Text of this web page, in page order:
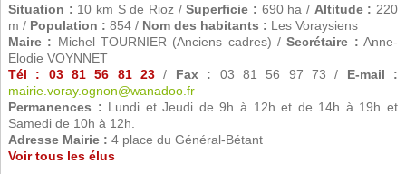
Situation : 10 km S de Rioz /Superficie : 690 ha / Altitude : 220
m / Population : 854 / Nom des habitants : Les Voraysiens
Maire : Michel TOURNIER (Anciens cadres) /Secrétaire : Anne-
Elodie VOYNNET
Tél : 03 81 56 81 23 / Fax : 03 81 56 97 73 / E-mail :
mairie.voray.ognon@wanadoo.fr
Permanences : Lundi et Jeudi de 9h à 12h et de 14h à 19h et
Samedi de 10h à 12h.
Adresse Mairie : 4 place du Général-Bétant
Voir tous les élus